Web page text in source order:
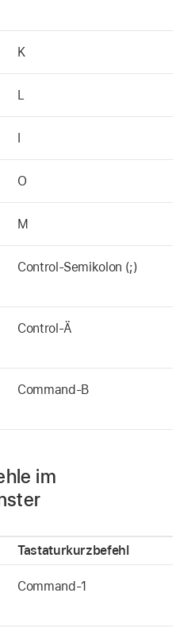
K
L
I
O
M
Control-Semikolon (;)
Control-Ä
Command-B
im
Tastaturkurzbefehl
Command-1